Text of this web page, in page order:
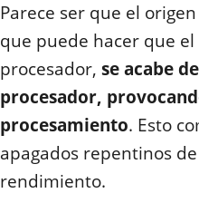
Parece ser que el
que puede hacer que
procesador, se acabe
procesador,
procesamiento. Esto
apagados repentinos
rendimiento.